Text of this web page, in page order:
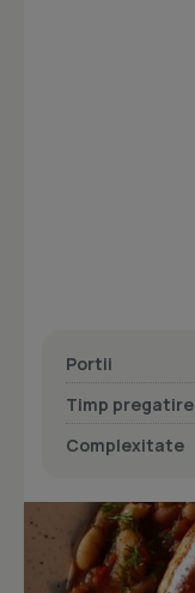
Portii
Timp pregatire
Complexitate